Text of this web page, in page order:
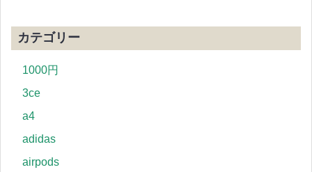
カテゴリー
1000円
3ce
a4
adidas
airpods